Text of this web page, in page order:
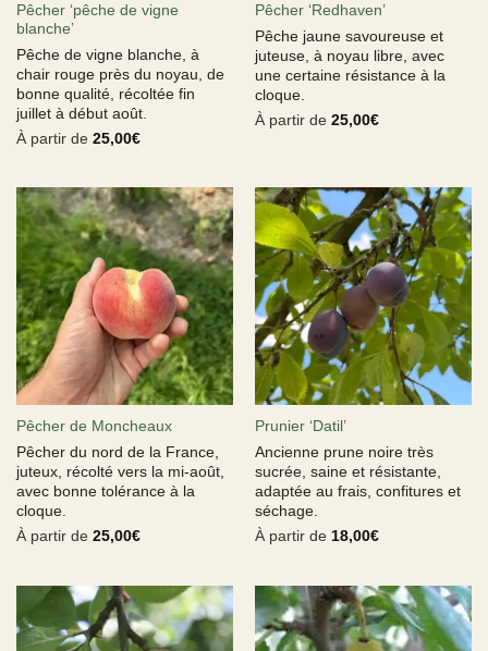
Pêcher ‘pêche de vigne
blanche’
Pêche de vigne blanche, à
chair rouge près du noyau, de
bonne qualité, récoltée fin
juillet à début août.
À partir de 25,00€
Pêcher ‘Redhaven’
Pêche jaune savoureuse et
juteuse, à noyau libre, avec
une certaine résistance à la
cloque.
À partir de 25,00€
Pêcher de Moncheaux
Pêcher du nord de la France,
juteux, récolté vers la mi-août,
avec bonne tolérance à la
cloque.
À partir de 25,00€
Prunier ‘Datil’
Ancienne prune noire très
sucrée, saine et résistante,
adaptée au frais, confitures et
séchage.
À partir de 18,00€